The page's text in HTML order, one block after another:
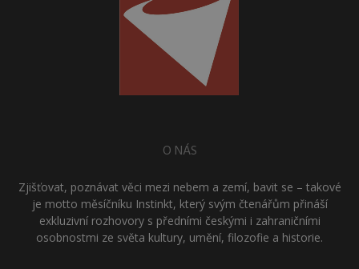
O NÁS
Zjišťovat, poznávat věci mezi nebem a zemí, bavit se – takové
je motto měsíčníku Instinkt, který svým čtenářům přináší
exkluzivní rozhovory s předními českými i zahraničními
osobnostmi ze světa kultury, umění, filozofie a historie.